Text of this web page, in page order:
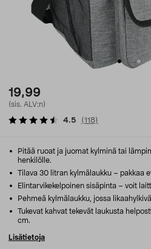
19,99
(sis. ALV:n)
4.5 (118)
Pitää ruoat ja juomat kylminä tai
henkilölle.
Tilava 30 litran kylmälaukku – pakkaa
Elintarvikekelpoinen sisäpinta – voit
Pehmeä kylmälaukku, jossa
Tukevat kahvat tekevät laukusta
cm.
Lisätietoja